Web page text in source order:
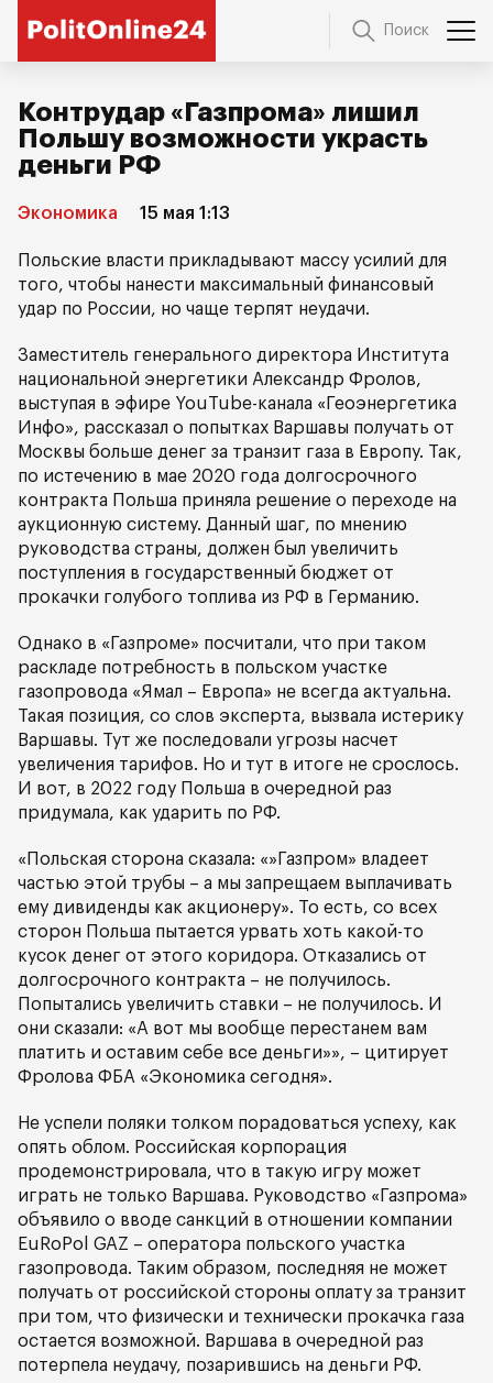
Поиск
Контрудар «Газпрома» лишил
Польшу возможности украсть
деньги РФ
Экономика 15 мая 1:13
Польские власти прикладывают массу усилий для
того, чтобы нанести максимальный финансовый
удар по России, но чаще терпят неудачи.
Заместитель генерального директора Института
национальной энергетики Александр Фролов,
выступая в эфире YouTube-канала «Геоэнергетика
Инфо», рассказал о попытках Варшавы получать от
Москвы больше денег за транзит газа в Европу. Так,
по истечению в мае 2020 года долгосрочного
контракта Польша приняла решение о переходе на
аукционную систему. Данный шаг, по мнению
руководства страны, должен был увеличить
поступления в государственный бюджет от
прокачки голубого топлива из РФ в Германию.
Однако в «Газпроме» посчитали, что при таком
раскладе потребность в польском участке
газопровода «Ямал – Европа» не всегда актуальна.
Такая позиция, со слов эксперта, вызвала истерику
Варшавы. Тут же последовали угрозы насчет
увеличения тарифов. Но и тут в итоге не срослось.
И вот, в 2022 году Польша в очередной раз
придумала, как ударить по РФ.
«Польская сторона сказала: «»Газпром» владеет
частью этой трубы – а мы запрещаем выплачивать
ему дивиденды как акционеру». То есть, со всех
сторон Польша пытается урвать хоть какой-то
кусок денег от этого коридора. Отказались от
долгосрочного контракта – не получилось.
Попытались увеличить ставки – не получилось. И
они сказали: «А вот мы вообще перестанем вам
платить и оставим себе все деньги»», – цитирует
Фролова ФБА «Экономика сегодня».
Не успели поляки толком порадоваться успеху, как
опять облом. Российская корпорация
продемонстрировала, что в такую игру может
играть не только Варшава. Руководство «Газпрома»
объявило о вводе санкций в отношении компании
EuRoPol GAZ – оператора польского участка
газопровода. Таким образом, последняя не может
получать от российской стороны оплату за транзит
при том, что физически и технически прокачка газа
остается возможной. Варшава в очередной раз
потерпела неудачу, позарившись на деньги РФ.